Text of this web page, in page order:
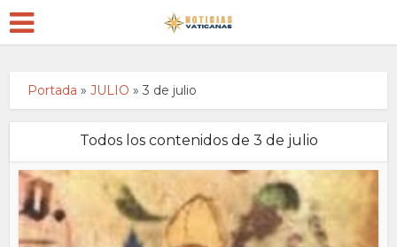
Portada »JULIO »3 de julio
Todos los contenidos de 3 de julio